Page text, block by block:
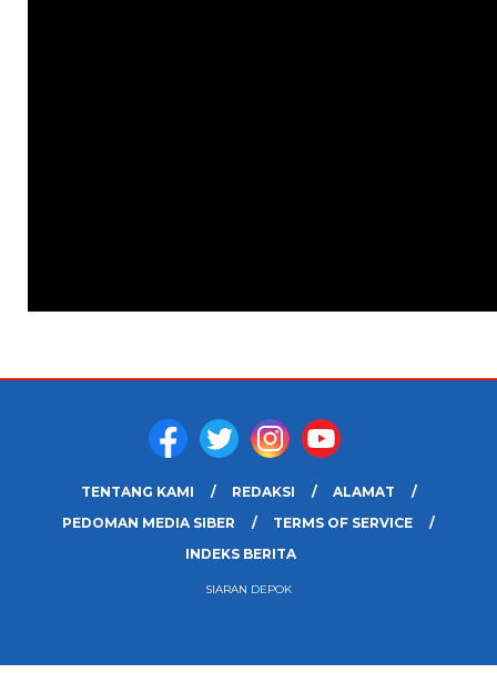
TENTANG KAMI REDAKSI
ALAMAT
PEDOMAN MEDIA SIBER
TERMS OF SERVICE
INDEKS BERITA
SIARAN DEPOK